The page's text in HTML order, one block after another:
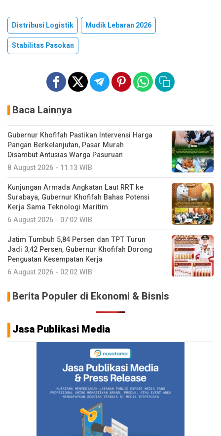
Distribusi Logistik
Mudik Lebaran 2026
Stabilitas Pasokan
Baca Lainnya
Gubernur Khofifah Pastikan Intervensi Harga
Pangan Berkelanjutan, Pasar Murah
Disambut Antusias Warga Pasuruan
8 August 2026 - 11:13 WIB
Kunjungan Armada Angkatan Laut RRT ke
Surabaya, Gubernur Khofifah Bahas Potensi
Kerja Sama Teknologi Maritim
6 August 2026 - 07:02 WIB
Jatim Tumbuh 5,84 Persen dan TPT Turun
Jadi 3,42 Persen, Gubernur Khofifah Dorong
Penguatan Kesempatan Kerja
6 August 2026 - 02:02 WIB
Berita Populer di Ekonomi & Bisnis
Jasa Publikasi Media